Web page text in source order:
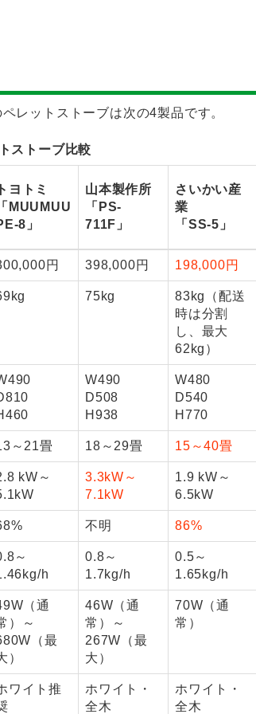
レットストーブは次の4製品です。
ストーブ比較
トヨトミ
「MUUMUU
8」
山本製作所
「PS-
711F」
さいかい産
業
「SS-5」
円 398,000円 198,000円
75kg
83kg（配送
時は分割
し、最大
62kg）
W490
D508
H938
W480
D540
H770
～21畳 18～29畳 15～40畳
kW～
3.3kW～
7.1kW
1.9 kW～
6.5kW
不明 86%
～
h
0.8～
1.7kg/h
0.5～
1.65kg/h
（通
）～
（最
）
46W（通
常）～
267W（最
大）
70W（通
常）
ワイト推
ホワイト・
全木
ホワイト・
全木